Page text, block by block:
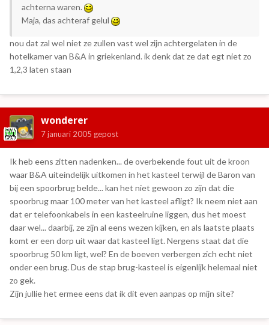
achterna waren.
Maja, das achteraf gelul
nou dat zal wel niet ze zullen vast wel zijn achtergelaten in de
hotelkamer van B&A in griekenland. ik denk dat ze dat egt niet zo
1,2,3 laten staan
wonderer
7 januari 2005 gepost
Ik heb eens zitten nadenken... de overbekende fout uit de kroon
waar B&A uiteindelijk uitkomen in het kasteel terwijl de Baron van
bij een spoorbrug belde... kan het niet gewoon zo zijn dat die
spoorbrug maar 100 meter van het kasteel afligt? Ik neem niet aan
dat er telefoonkabels in een kasteelruine liggen, dus het moest
daar wel... daarbij, ze zijn al eens wezen kijken, en als laatste plaats
komt er een dorp uit waar dat kasteel ligt. Nergens staat dat die
spoorbrug 50 km ligt, wel? En de boeven verbergen zich echt niet
onder een brug. Dus de stap brug-kasteel is eigenlijk helemaal niet
zo gek.
Zijn jullie het ermee eens dat ik dit even aanpas op mijn site?